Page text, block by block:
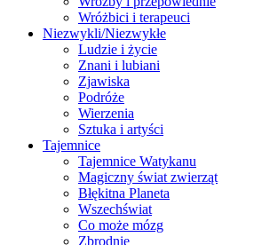
Wróżbici i terapeuci
Niezwykli/Niezwykłe
Ludzie i życie
Znani i lubiani
Zjawiska
Podróże
Wierzenia
Sztuka i artyści
Tajemnice
Tajemnice Watykanu
Magiczny świat zwierząt
Błękitna Planeta
Wszechświat
Co może mózg
Zbrodnie